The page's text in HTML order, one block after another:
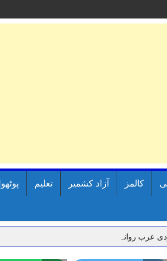
کالمز آزاد کشمیر تعلیم
عرب روانہ